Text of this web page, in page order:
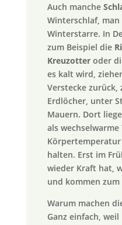
Auch manche
Winterschlaf,
Winterstarre. In
zum Beispiel die
Kreuzotteroder
es kalt wird,
Verstecke zurück,
Erdlöcher, unter
Mauern. Dort
als
halten. Erst im
wieder Kraft hat,
und kommen
Warum machen
Ganz einfach,